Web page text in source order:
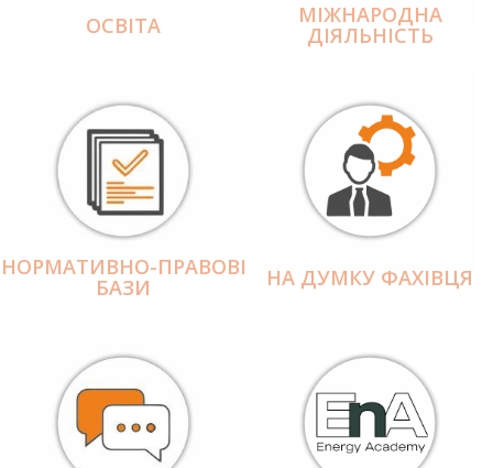
ОСВІТА МІЖНАРОДНА
ДІЯЛЬНІCТЬ
НОРМАТИВНО-ПРАВОВІ
БАЗИ НА ДУМКУ ФАХІВЦЯ